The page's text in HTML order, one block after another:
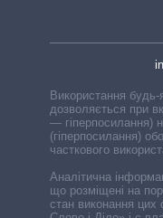
Використання будь-
дозволяється при
— гіперпосилання)
(гіперпосилання)
часткового
Аналітична
що розміщені на
стан виконання цих